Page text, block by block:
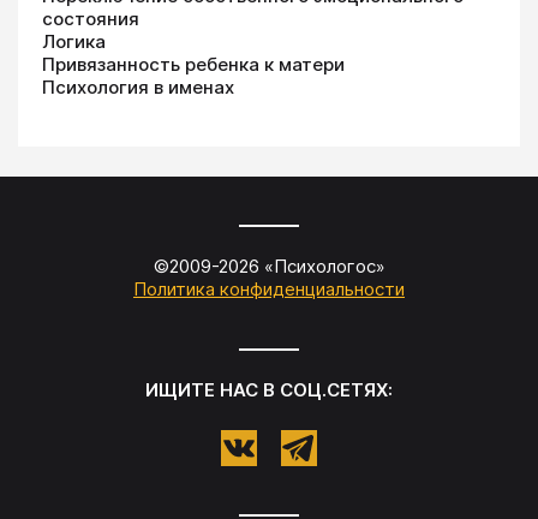
состояния
Логика
Привязанность ребенка к матери
Психология в именах
©2009-2026 «Психологос»
Политика конфиденциальности
ИЩИТЕ НАС В СОЦ.СЕТЯХ: